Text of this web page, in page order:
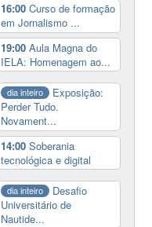
16:00Curso de formação
em Jornalismo ...
19:00Aula Magna do
IELA: Homenagem ao...
dia inteiro
Exposição:
Perder Tudo.
Novament...
14:00Soberania
tecnológica e digital
dia inteiro
Desafio
Universitário de
Nautide...